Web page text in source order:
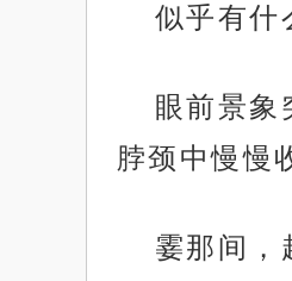
似乎有什
眼前景象
脖颈中慢慢
霎那间，